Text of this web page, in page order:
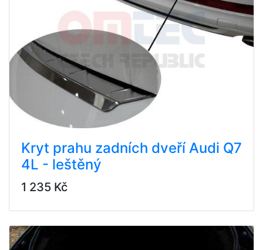
Kryt prahu zadních dveří Audi Q7
4L - leštěný
1 235 Kč